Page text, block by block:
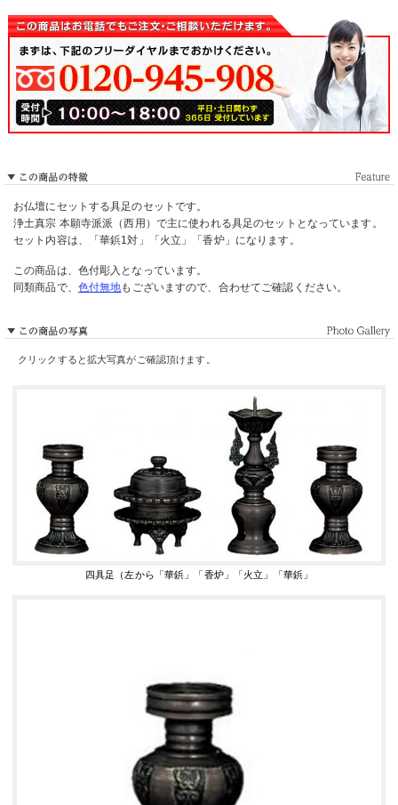
お仏壇にセットする具足のセットです。
浄土真宗 本願寺派派（西用）で主に使われる具足のセットとなっています。
セット内容は、「華鋲1対」「火立」「香炉」になります。
この商品は、色付彫入となっています。
同類商品で、 色付無地もございますので、合わせてご確認ください。
クリックすると拡大写真がご確認頂けます。
四具足（左から「華鋲」「香炉」「火立」「華鋲」